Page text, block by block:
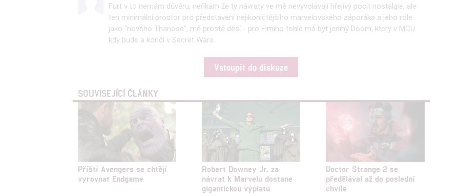
Furt v to nemám důvěru, neříkám že ty návraty ve mě nevyvolávají hřejivý pocit nostalgie, ale
ten minimální prostor pro představení nejikoničtějšího marvelovského záporáka a jeho role
jako "nového Thanose", mě prostě děsí - pro Fimiho tohle má být jediný Doom, který v MCU
kdy bude a končí v Secret Wars.
Vstoupit do diskuze
SOUVISEJÍCÍ ČLÁNKY
Příští Avengers se chtějí
vyrovnat Endgame
Robert Downey Jr. za
návrat k Marvelu dostane
gigantickou výplatu
Doctor Strange 2 se
předělával až do poslední
chvíle